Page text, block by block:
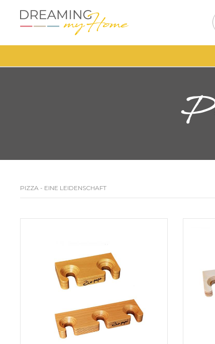
PIZZA - EINE LEIDENSCHAFT